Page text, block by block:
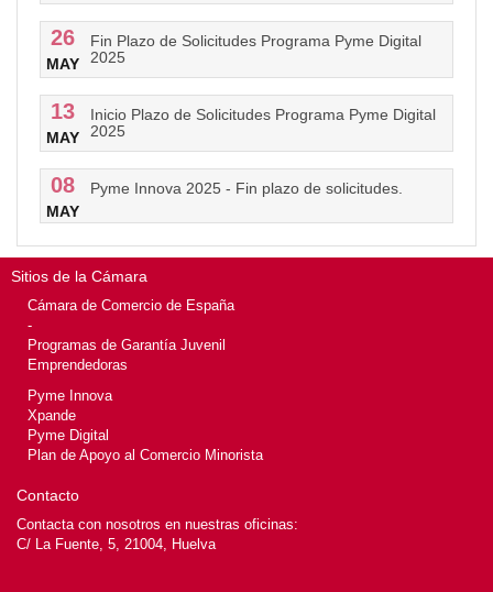
26
MAY
Fin Plazo de Solicitudes Programa Pyme Digital
2025
13
MAY
Inicio Plazo de Solicitudes Programa Pyme Digital
2025
08
MAY
Pyme Innova 2025 - Fin plazo de solicitudes.
Sitios de la Cámara
Cámara de Comercio de España
-
Programas de Garantía Juvenil
Emprendedoras
Pyme Innova
Xpande
Pyme Digital
Plan de Apoyo al Comercio Minorista
Contacto
Contacta con nosotros en nuestras oficinas:
C/ La Fuente, 5, 21004, Huelva